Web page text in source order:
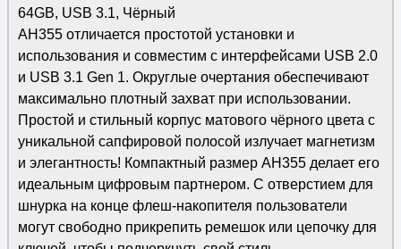
64GB, USB 3.1, Чёрный
AH355 отличается простотой установки и
использования и совместим с интерфейсами USB 2.0
и USB 3.1 Gen 1. Округлые очертания обеспечивают
максимально плотный захват при использовании.
Простой и стильный корпус матового чёрного цвета с
уникальной сапфировой полосой излучает магнетизм
и элегантность! Компактный размер AH355 делает его
идеальным цифровым партнером. С отверстием для
шнурка на конце флеш-накопителя пользователи
могут свободно прикрепить ремешок или цепочку для